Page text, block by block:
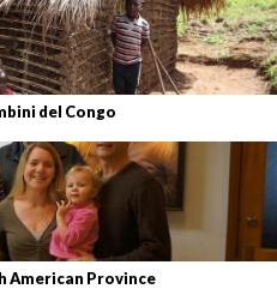
del Congo
American Province